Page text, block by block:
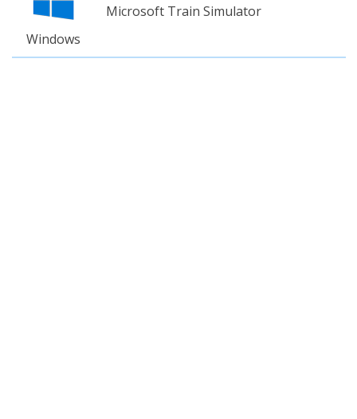
Windows
Microsoft Train Simulator